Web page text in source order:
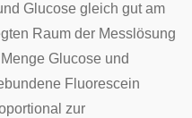
Glucose gleich gut am
Raum der Messlösung
Glucose und
Fluorescein
zur